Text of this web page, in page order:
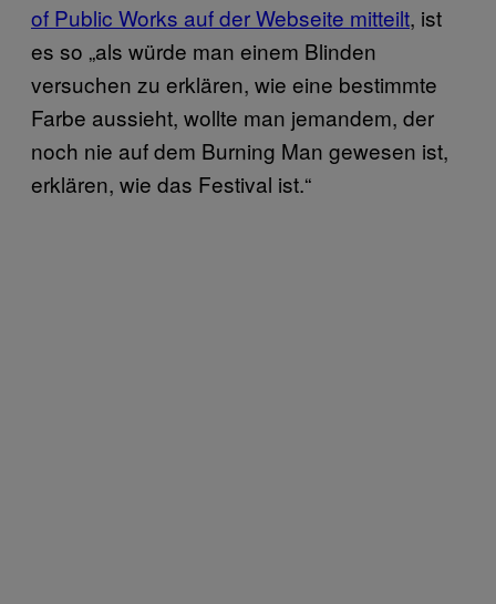
of Public Works auf der Webseite mitteilt, ist
es so „als würde man einem Blinden
versuchen zu erklären, wie eine bestimmte
Farbe aussieht, wollte man jemandem, der
noch nie auf dem Burning Man gewesen ist,
erklären, wie das Festival ist.“